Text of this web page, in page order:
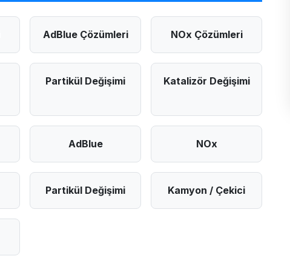
AdBlue Çözümleri NOx Çözümleri
Partikül Değişimi Katalizör Değişimi
AdBlue NOx
Partikül Değişimi Kamyon / Çekici